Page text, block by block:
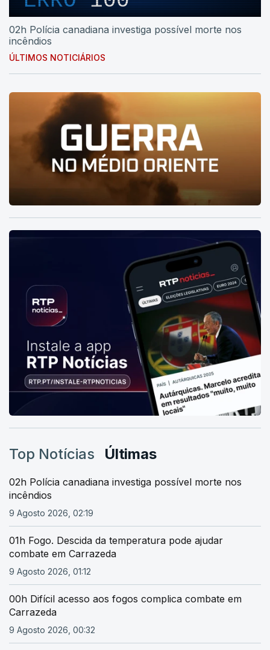
02h Polícia canadiana investiga possível morte nos
incêndios
ÚLTIMOS NOTICIÁRIOS
Top Notícias Últimas
02h Polícia canadiana investiga possível morte nos
incêndios
9 Agosto 2026, 02:19
01h Fogo. Descida da temperatura pode ajudar
combate em Carrazeda
9 Agosto 2026, 01:12
00h Difícil acesso aos fogos complica combate em
Carrazeda
9 Agosto 2026, 00:32